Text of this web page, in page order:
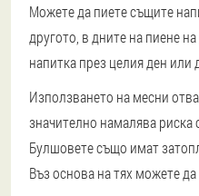
Можете да пиете същите
другото, в дните на пиене
напитка през целия ден или
Използването на месни
значително намалява риска
Булшовете също имат
Въз основа на тях можете